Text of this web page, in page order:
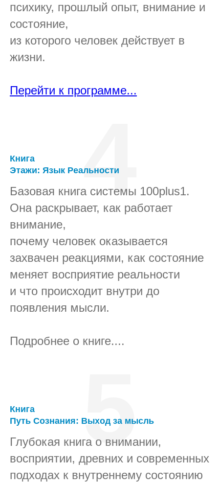
психику, прошлый опыт, внимание и
состояние,
из которого человек действует в
жизни.
Перейти к программе...
Книга
Этажи: Язык Реальности
Базовая книга системы 100plus1.
Она раскрывает, как работает
внимание,
почему человек оказывается
захвачен реакциями, как состояние
меняет восприятие реальности
и что происходит внутри до
появления мысли.
Подробнее о книге....
4
Книга
Путь Сознания: Выход за мысль
Глубокая книга о внимании,
восприятии, древних и современных
подходах к внутреннему состоянию
5